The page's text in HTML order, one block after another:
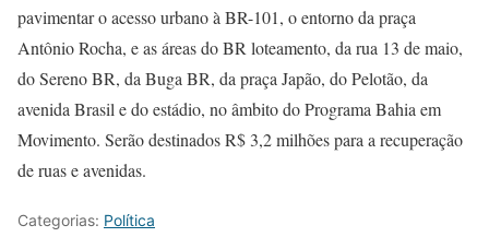
pavimentar o acesso urbano à BR-101, o entorno da praça
Antônio Rocha, e as áreas do BR loteamento, da rua 13 de maio,
do Sereno BR, da Buga BR, da praça Japão, do Pelotão, da
avenida Brasil e do estádio, no âmbito do Programa Bahia em
Movimento. Serão destinados R$ 3,2 milhões para a recuperação
de ruas e avenidas.
Categorias: Política